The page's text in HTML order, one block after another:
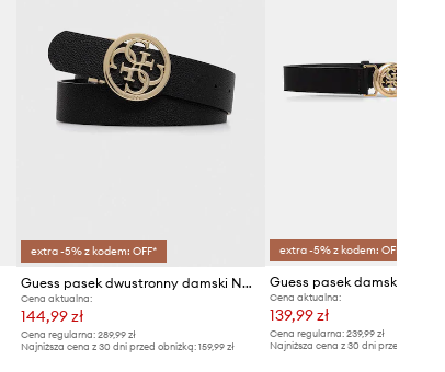
extra -5% z kodem: OFF*
Guess pasek dwustronny damski NOELLE
Cena aktualna:
144,99 zł
Cena regularna:289,99 zł
Najniższa cena z 30 dni przed obniżką:159,99 zł
extra -5% z kodem: OFF*
Cena aktualna:
139,99 zł
Cena regularna: 239,99 zł
Najniższa cena z 30 dni przed obniżką: